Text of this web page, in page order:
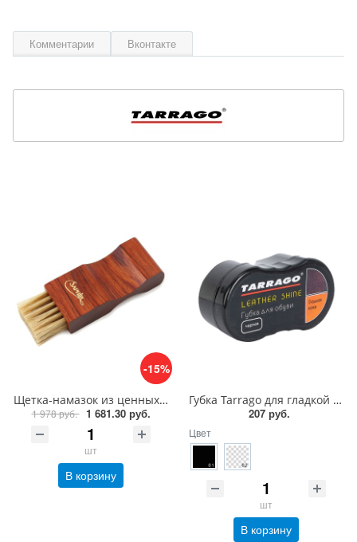
Комментарии Вконтакте
-15%
Щетка-намазок из ценных пород дерева Saphir Brosse Pommadier
1 978 руб. 1 681.30 руб.
шт
В корзину
Губка Tarrago для гладкой кожи силикон
207 руб.
Цвет
шт
В корзину